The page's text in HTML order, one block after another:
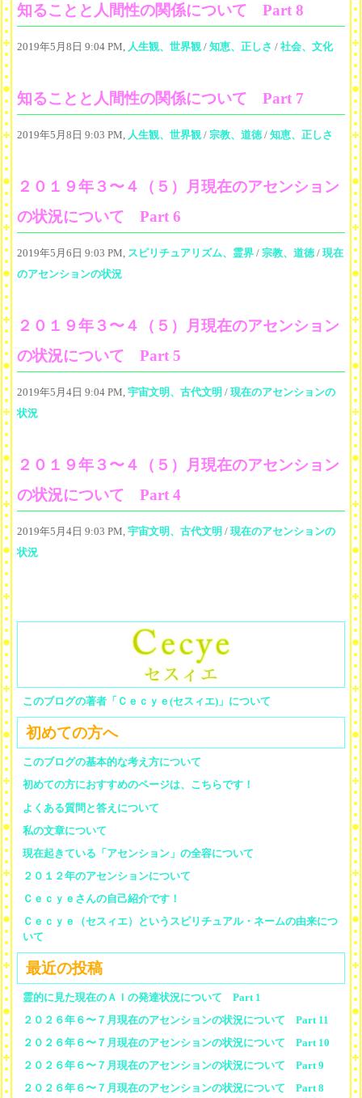
知ることと人間性の関係について Part 8
2019年5月8日 9:04 PM, 人生観、世界観 / 知恵、正しさ / 社会、文化
知ることと人間性の関係について Part 7
2019年5月8日 9:03 PM, 人生観、世界観 / 宗教、道徳/ 知恵、正しさ
２０１９年３〜４（５）月現在のアセンション
の状況について Part 6
2019年5月6日 9:03 PM, スピリチュアリズム、霊界 / 宗教、道徳/ 現在
のアセンションの状況
２０１９年３〜４（５）月現在のアセンション
の状況について Part 5
2019年5月4日 9:04 PM, 宇宙文明、古代文明 / 現在のアセンションの
状況
２０１９年３〜４（５）月現在のアセンション
の状況について Part 4
2019年5月4日 9:03 PM, 宇宙文明、古代文明 / 現在のアセンションの
状況
このブログの著者「Ｃｅｃｙｅ(セスィエ)」について
初めての方へ
このブログの基本的な考え方について
初めての方におすすめのページは、こちらです！
よくある質問と答えについて
私の文章について
現在起きている「アセンション」の全容について
２０１２年のアセンションについて
Ｃｅｃｙｅさんの自己紹介です！
Ｃｅｃｙｅ（セスィエ）というスピリチュアル・ネームの由来につ
いて
最近の投稿
霊的に見た現在のＡＩの発達状況について Part 1
２０２６年６〜７月現在のアセンションの状況について Part 11
２０２６年６〜７月現在のアセンションの状況について Part 10
２０２６年６〜７月現在のアセンションの状況について Part 9
２０２６年６〜７月現在のアセンションの状況について Part 8